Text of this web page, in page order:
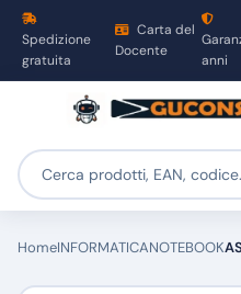
Spedizione
gratuita
Carta del
Docente
anni
HomeINFORMATICANOTEBOOK